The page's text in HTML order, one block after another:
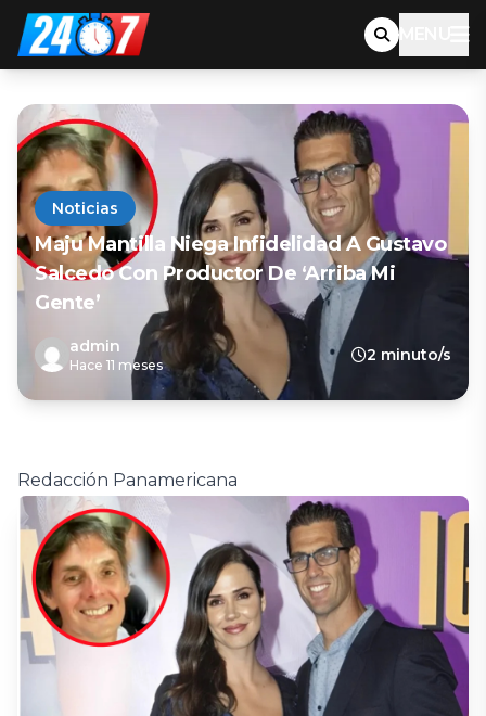
MENU
Noticias
Maju Mantilla Niega Infidelidad A Gustavo
Salcedo Con Productor De ‘Arriba Mi
Gente’
admin
Hace 11 meses
2 minuto/s
Redacción Panamericana